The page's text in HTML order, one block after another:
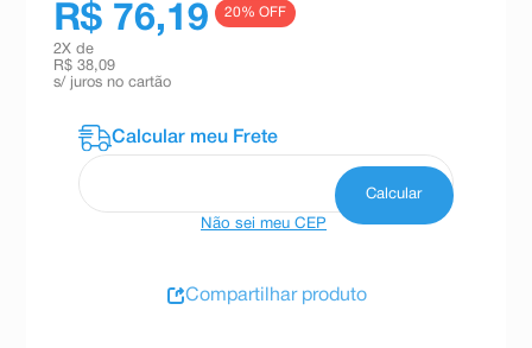
R$ 76,19 20% OFF
2X de
R$ 38,09
s/ juros no cartão
Não sei meu CEP
Compartilhar produto